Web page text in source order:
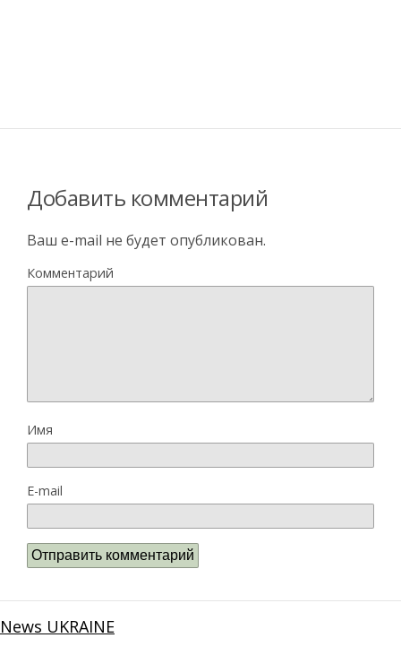
Добавить комментарий
Ваш e-mail не будет опубликован.
Комментарий
Имя
E-mail
News UKRAINE